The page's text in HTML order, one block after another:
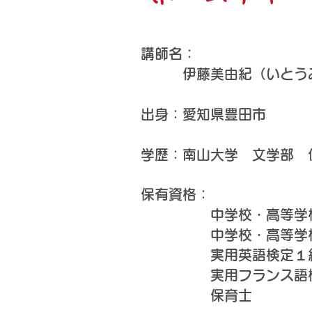
講師名：
伊藤美由紀（いとう
出身：愛知県豊田市
学歴：南山大学 文学部
保有資格：
中学校・高等学校
中学校・高等学校フ
実用英語検定１
実用フランス語検
保育士